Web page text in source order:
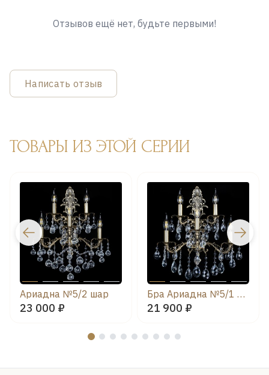
Отзывов ещё нет, будьте первыми!
Написать отзыв
ТОВАРЫ ИЗ ЭТОЙ СЕРИИ
Ариадна №5/2 шар
23 000 ₽
Бра Ариадна №5/1 баден
21 900 ₽